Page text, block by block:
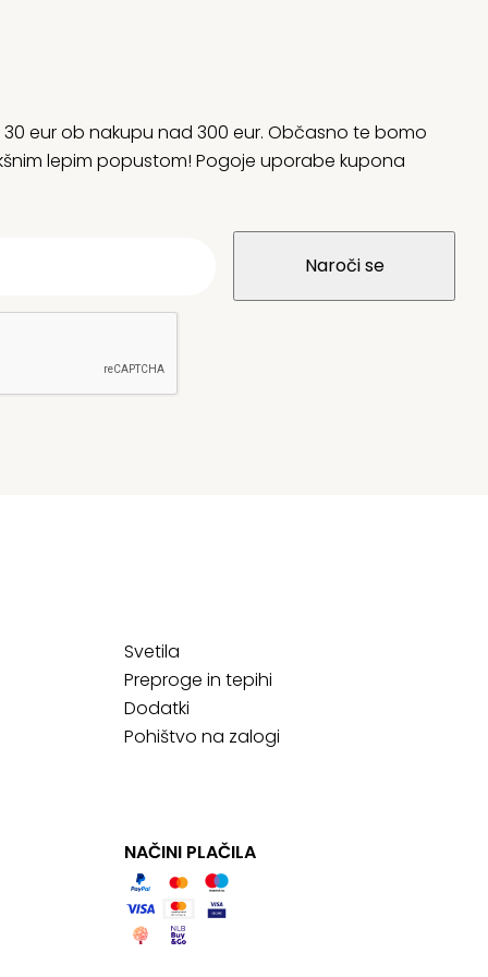
eur ob nakupu nad 300 eur. Občasno te bomo
lepim popustom! Pogoje uporabe kupona
Svetila
Preproge in tepihi
Dodatki
Pohištvo na zalogi
NAČINI PLAČILA